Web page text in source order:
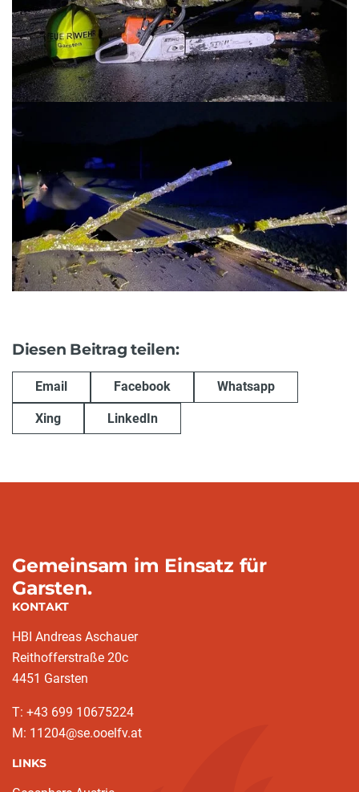
Diesen Beitrag teilen:
Email Facebook Whatsapp
Xing LinkedIn
Gemeinsam im Einsatz für
Garsten.
KONTAKT
HBI Andreas Aschauer
Reithofferstraße 20c
4451 Garsten
T: ‭+43 699 10675224‬
M: 11204@se.ooelfv.at
LINKS